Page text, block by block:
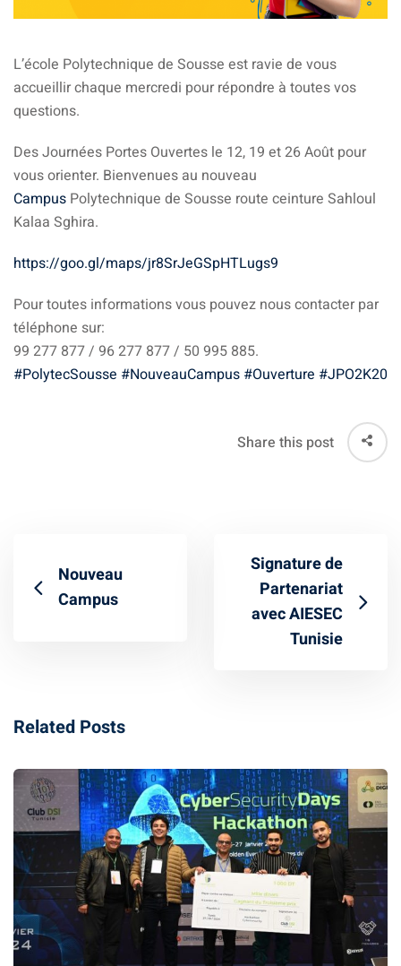
AI
et Automatique
Intelligence
& IA
L’école Polytechnique de Sousse est ravie de vous
accueillir chaque mercredi pour répondre à toutes vos
questions.
Des Journées Portes Ouvertes le 12, 19 et 26 Août pour
vous orienter. Bienvenues au nouveau
Campus Polytechnique de Sousse route ceinture Sahloul
Kalaa Sghira.
https://goo.gl/maps/jr8SrJeGSpHTLugs9
Pour toutes informations vous pouvez nous contacter par
téléphone sur:
99 277 877 / 96 277 877 / 50 995 885.
#PolytecSousse #NouveauCampus #Ouverture #JPO2K20
Share this post
Nouveau
Campus
Signature de
Partenariat
avec AIESEC
Tunisie
Related Posts